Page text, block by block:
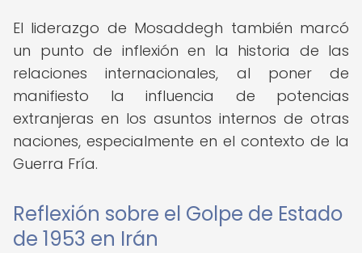
El liderazgo de Mosaddegh también marcó
un punto de inflexión en la historia de las
relaciones internacionales, al poner de
manifiesto la influencia de potencias
extranjeras en los asuntos internos de otras
naciones, especialmente en el contexto de la
Guerra Fría.
Reflexión sobre el Golpe de Estado
de 1953 en Irán